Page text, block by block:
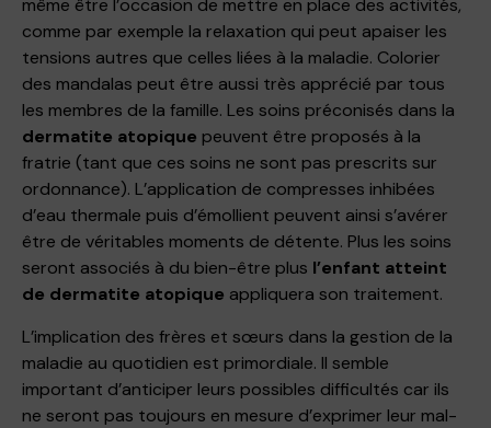
même être l’occasion de mettre en place des activités,
comme par exemple la relaxation qui peut apaiser les
tensions ​autres que celles liées à la maladie​. Colorier
des mandalas peut être ​aussi​ très apprécié par tous
les membres ​de la famille​. Les soins préconisés dans la
dermatite atopique peuvent être proposés à la
fratrie (tant que ces soins ne sont pas prescrits sur
ordonnance). L’application de compresses inhibées
d’eau thermale​ puis d’émollient peuvent ainsi​ ​s’avérer
être de véritables moments de détente​. Plus les soins
seront associés à du bien-être plus l’enfant atteint
de dermatite atopique appliquera son traitement.
L’implication ​des frères et sœurs dans la gestion de la
maladie au quotidien est primordiale​. Il semble
important d’anticiper ​leurs possibles difficultés car ils
ne seront pas toujours en mesure d’exprimer leur mal-